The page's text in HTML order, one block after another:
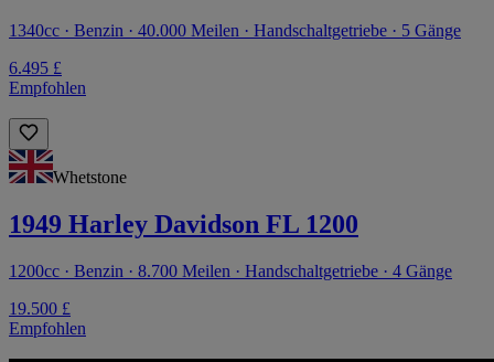
1340cc · Benzin · 40.000 Meilen · Handschaltgetriebe · 5 Gänge
6.495 £
Empfohlen
Whetstone
1949 Harley Davidson FL 1200
1200cc · Benzin · 8.700 Meilen · Handschaltgetriebe · 4 Gänge
19.500 £
Empfohlen